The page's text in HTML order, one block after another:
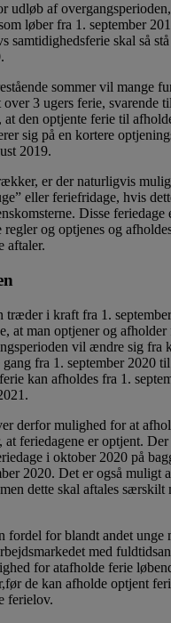
udløb af
løber fra 1. september
samtidighedsferie skal så
sommer vil mange
3 ugers ferie, svarende
den optjente ferie til
sig på en kortere
2019.
er der naturligvis
eller feriefridage, hvis
Disse
og optjenes og
aftaler.
træder i kraft fra 1.
at man optjener og
vil ændre sig fra
fra 1. september 2020
kan afholdes fra 1.
derfor mulighed for at
at feriedagene er optjent.
i oktober 2020 på
2020. Det er også muligt
dette skal aftales særskilt
fordel for blandt andet unge
med
for atafholde ferie
de kan afholde optjent
ferielov.